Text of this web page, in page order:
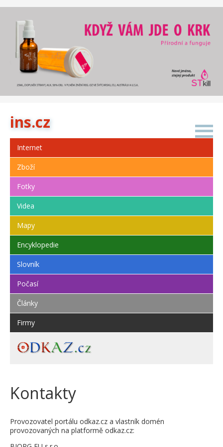
ins.cz
Internet
Zboží
Fotky
Videa
Mapy
Encyklopedie
Slovník
Počasí
Články
Firmy
Kontakty
Provozovatel portálu odkaz.cz a vlastník domén
provozovaných na platformě odkaz.cz: